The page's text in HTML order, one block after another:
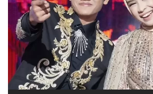
Insight
NTB
Suara
Time
Lens
IDN
Daily
Jogja
Jalan
Rakyat
Idealita
News
Kita
Notice
Dinamikapost.com
Radar
Baru
Seedbacklink
Follow
Kabarbaru